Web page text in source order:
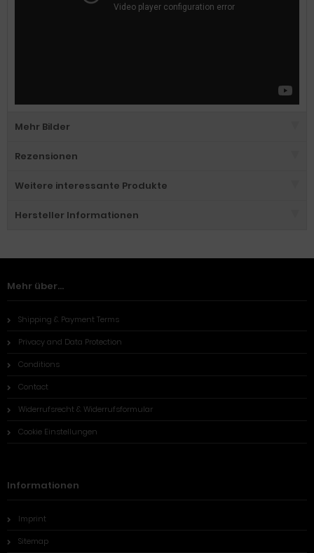
Mehr Bilder
Rezensionen
Weitere interessante Produkte
Hersteller Informationen
Mehr über...
Shipping & Payment Terms
Privacy and Data Protection
Conditions
Contact
Widerrufsrecht & Widerrufsformular
Cookie Einstellungen
Informationen
Imprint
Sitemap